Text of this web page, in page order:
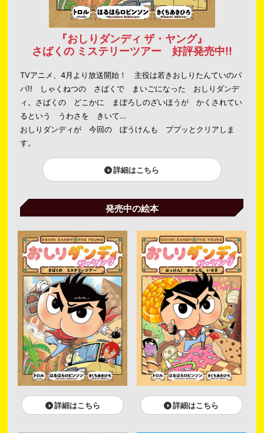
『おしりダンディ ザ・ヤング』
さばくの ミステリーツアー 好評発売中!!
TVアニメ、4月より放送開始！ 主役は若きおしりたんていのパ
パ!! しゃくねつの さばくで まいごになった おしりダンデ
ィ。さばくの どこかに まぼろしのざいほうが かくされてい
るという うわさを きいて…
おしりダンディが 今回の ぼうけんも ププッとクリアしま
す。
詳細はこちら
発売中の絵本
詳細はこちら 詳細はこちら